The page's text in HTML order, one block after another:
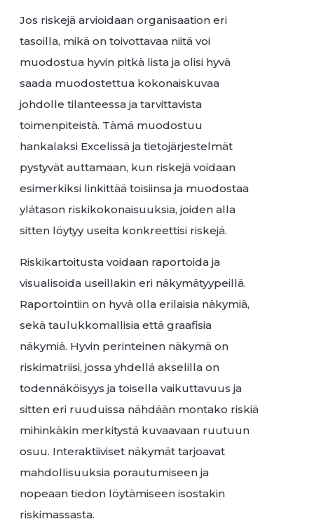
Jos riskejä arvioidaan organisaation eri
tasoilla, mikä on toivottavaa niitä voi
muodostua hyvin pitkä lista ja olisi hyvä
saada muodostettua kokonaiskuvaa
johdolle tilanteessa ja tarvittavista
toimenpiteistä. Tämä muodostuu
hankalaksi Excelissä ja tietojärjestelmät
pystyvät auttamaan, kun riskejä voidaan
esimerkiksi linkittää toisiinsa ja muodostaa
ylätason riskikokonaisuuksia, joiden alla
sitten löytyy useita konkreettisi riskejä.
Riskikartoitusta voidaan raportoida ja
visualisoida useillakin eri näkymätyypeillä.
Raportointiin on hyvä olla erilaisia näkymiä,
sekä taulukkomallisia että graafisia
näkymiä. Hyvin perinteinen näkymä on
riskimatriisi, jossa yhdellä akselilla on
todennäköisyys ja toisella vaikuttavuus ja
sitten eri ruuduissa nähdään montako riskiä
mihinkäkin merkitystä kuvaavaan ruutuun
osuu. Interaktiiviset näkymät tarjoavat
mahdollisuuksia porautumiseen ja
nopeaan tiedon löytämiseen isostakin
riskimassasta.